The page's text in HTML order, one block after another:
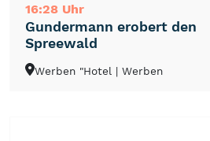
16:28 Uhr
Gundermann erobert den
Spreewald
Werben "Hotel | Werben